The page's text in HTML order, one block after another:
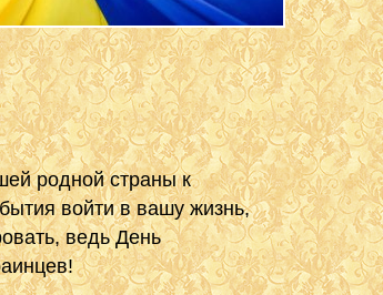
родной страны к
войти в вашу жизнь,
ведь День